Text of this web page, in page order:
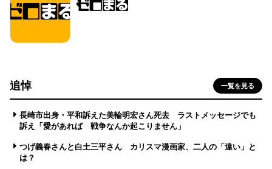
追悼 一覧を見る
長崎市出身・平和訴えた美輪明宏さん死去 ラストメッセージでも
訴え「愛があれば 戦争なんか起こりません」
つげ義春さんと白土三平さん カリスマ漫画家、二人の「違い」と
は？